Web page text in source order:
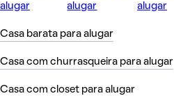
alugar
alugar
alugar
Casa barata para alugar
Casa com churrasqueira para alugar
Casa com closet para alugar